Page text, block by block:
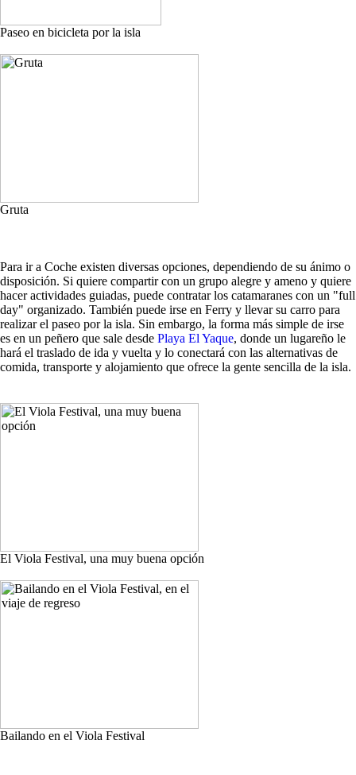
Paseo en bicicleta por la isla
Gruta
Para ir a Coche existen diversas opciones, dependiendo de su ánimo o
disposición. Si quiere compartir con un grupo alegre y ameno y quiere
hacer actividades guiadas, puede contratar los catamaranes con un "full
day" organizado. También puede irse en Ferry y llevar su carro para
realizar el paseo por la isla. Sin embargo, la forma más simple de irse
es en un peñero que sale desde Playa El Yaque, donde un lugareño le
hará el traslado de ida y vuelta y lo conectará con las alternativas de
comida, transporte y alojamiento que ofrece la gente sencilla de la isla.
El Viola Festival, una muy buena opción
Bailando en el Viola Festival